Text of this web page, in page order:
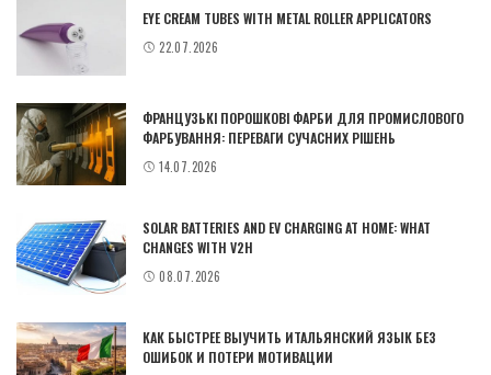
EYE CREAM TUBES WITH METAL ROLLER APPLICATORS
22.07.2026
ФРАНЦУЗЬКІ ПОРОШКОВІ ФАРБИ ДЛЯ ПРОМИСЛОВОГО
ФАРБУВАННЯ: ПЕРЕВАГИ СУЧАСНИХ РІШЕНЬ
14.07.2026
SOLAR BATTERIES AND EV CHARGING AT HOME: WHAT
CHANGES WITH V2H
08.07.2026
КАК БЫСТРЕЕ ВЫУЧИТЬ ИТАЛЬЯНСКИЙ ЯЗЫК БЕЗ
ОШИБОК И ПОТЕРИ МОТИВАЦИИ